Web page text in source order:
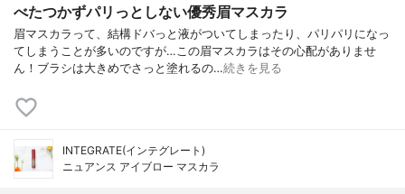
べたつかずパリっとしない優秀眉マスカラ
眉マスカラって、結構ドバっと液がついてしまったり、パリパリになっ
てしまうことが多いのですが…この眉マスカラはその心配がありませ
ん！ブラシは大きめでさっと塗れるの…続きを見る
INTEGRATE(インテグレート)
ニュアンス アイブロー マスカラ